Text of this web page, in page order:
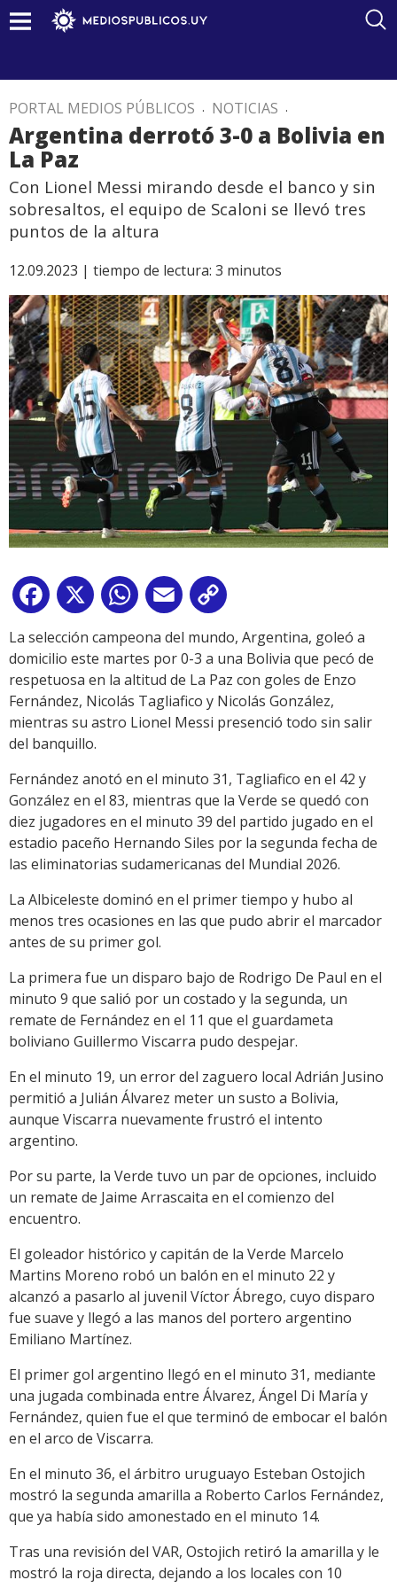
PORTAL MEDIOS PÚBLICOS . NOTICIAS .
Argentina derrotó 3-0 a Bolivia en
La Paz
Con Lionel Messi mirando desde el banco y sin
sobresaltos, el equipo de Scaloni se llevó tres
puntos de la altura
12.09.2023 | tiempo de lectura: 3 minutos
Facebook
X WhatsApp
Email
Link
La selección campeona del mundo, Argentina, goleó a
domicilio este martes por 0-3 a una Bolivia que pecó de
respetuosa en la altitud de La Paz con goles de Enzo
Fernández, Nicolás Tagliafico y Nicolás González,
mientras su astro Lionel Messi presenció todo sin salir
del banquillo.
Fernández anotó en el minuto 31, Tagliafico en el 42 y
González en el 83, mientras que la Verde se quedó con
diez jugadores en el minuto 39 del partido jugado en el
estadio paceño Hernando Siles por la segunda fecha de
las eliminatorias sudamericanas del Mundial 2026.
La Albiceleste dominó en el primer tiempo y hubo al
menos tres ocasiones en las que pudo abrir el marcador
antes de su primer gol.
La primera fue un disparo bajo de Rodrigo De Paul en el
minuto 9 que salió por un costado y la segunda, un
remate de Fernández en el 11 que el guardameta
boliviano Guillermo Viscarra pudo despejar.
En el minuto 19, un error del zaguero local Adrián Jusino
permitió a Julián Álvarez meter un susto a Bolivia,
aunque Viscarra nuevamente frustró el intento
argentino.
Por su parte, la Verde tuvo un par de opciones, incluido
un remate de Jaime Arrascaita en el comienzo del
encuentro.
El goleador histórico y capitán de la Verde Marcelo
Martins Moreno robó un balón en el minuto 22 y
alcanzó a pasarlo al juvenil Víctor Ábrego, cuyo disparo
fue suave y llegó a las manos del portero argentino
Emiliano Martínez.
El primer gol argentino llegó en el minuto 31, mediante
una jugada combinada entre Álvarez, Ángel Di María y
Fernández, quien fue el que terminó de embocar el balón
en el arco de Viscarra.
En el minuto 36, el árbitro uruguayo Esteban Ostojich
mostró la segunda amarilla a Roberto Carlos Fernández,
que ya había sido amonestado en el minuto 14.
Tras una revisión del VAR, Ostojich retiró la amarilla y le
mostró la roja directa, dejando a los locales con 10